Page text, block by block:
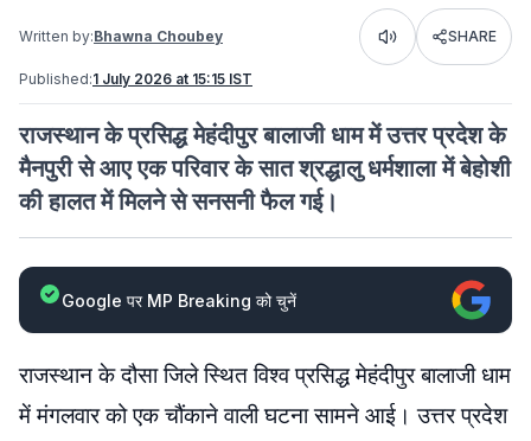
Written by:Bhawna Choubey Listen SHARE
Published:1 July 2026 at 15:15 IST
राजस्थान के प्रसिद्ध मेहंदीपुर बालाजी धाम में उत्तर प्रदेश के
मैनपुरी से आए एक परिवार के सात श्रद्धालु धर्मशाला में बेहोशी
की हालत में मिलने से सनसनी फैल गई।
Google पर MP Breaking को चुनें
राजस्थान के दौसा जिले स्थित विश्व प्रसिद्ध मेहंदीपुर बालाजी धाम
में मंगलवार को एक चौंकाने वाली घटना सामने आई। उत्तर प्रदेश